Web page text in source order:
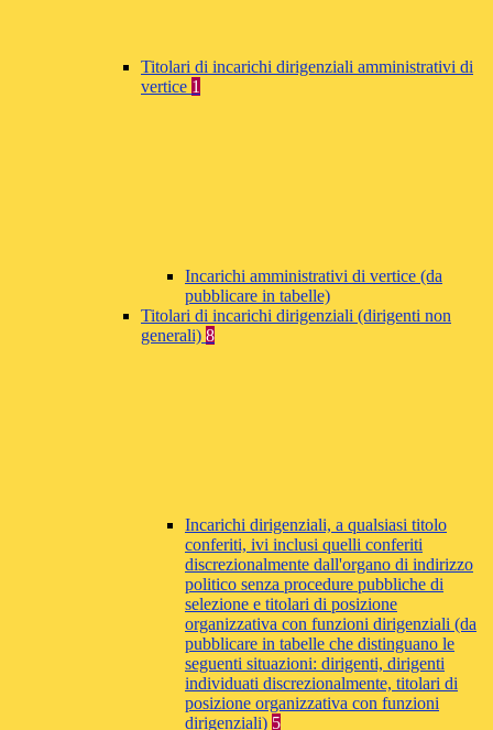
Titolari di incarichi dirigenziali amministrativi di
vertice 1
Incarichi amministrativi di vertice (da
pubblicare in tabelle)
Titolari di incarichi dirigenziali (dirigenti non
generali) 8
Incarichi dirigenziali, a qualsiasi titolo
conferiti, ivi inclusi quelli conferiti
discrezionalmente dall'organo di indirizzo
politico senza procedure pubbliche di
selezione e titolari di posizione
organizzativa con funzioni dirigenziali (da
pubblicare in tabelle che distinguano le
seguenti situazioni: dirigenti, dirigenti
individuati discrezionalmente, titolari di
posizione organizzativa con funzioni
dirigenziali) 5